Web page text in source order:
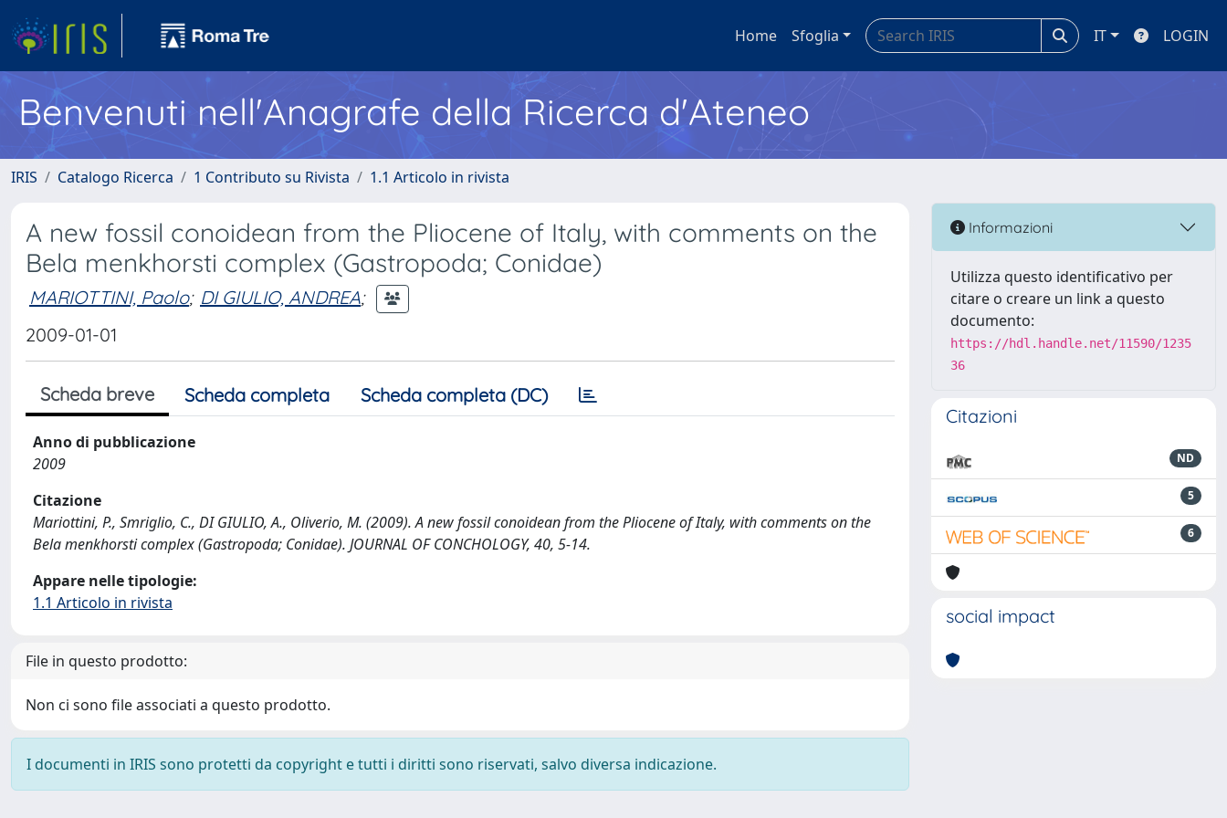
Home Sfoglia IT LOGIN
Benvenuti nell'Anagrafe della Ricerca d'Ateneo
IRIS Catalogo Ricerca 1 Contributo su Rivista 1.1 Articolo in rivista
A new fossil conoidean from the Pliocene of Italy, with comments on the
Bela menkhorsti complex (Gastropoda; Conidae)
MARIOTTINI, Paolo; DI GIULIO, ANDREA;
2009-01-01
Scheda breve Scheda completa Scheda completa (DC)
Anno di pubblicazione
2009
Citazione
Mariottini, P., Smriglio, C., DI GIULIO, A., Oliverio, M. (2009). A new fossil conoidean from the Pliocene of Italy, with comments on the
Bela menkhorsti complex (Gastropoda; Conidae). JOURNAL OF CONCHOLOGY, 40, 5-14.
Appare nelle tipologie:
1.1 Articolo in rivista
File in questo prodotto:
Non ci sono file associati a questo prodotto.
I documenti in IRIS sono protetti da copyright e tutti i diritti sono riservati, salvo diversa indicazione.
Informazioni
Utilizza questo identificativo per
citare o creare un link a questo
documento:
https://hdl.handle.net/11590/1235
36
Citazioni
ND
5
6
social impact